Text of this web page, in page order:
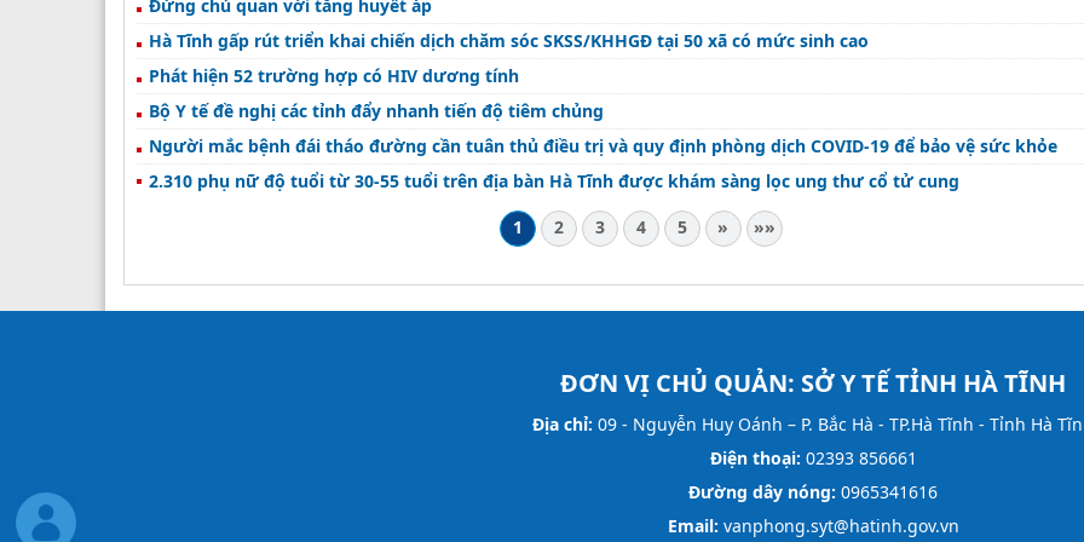
Ðừng chủ quan với tăng huyết áp
Hà Tĩnh gấp rút triển khai chiến dịch chăm sóc SKSS/KHHGĐ tại 50 xã có mức sinh cao
Phát hiện 52 trường hợp có HIV dương tính
Bộ Y tế đề nghị các tỉnh đẩy nhanh tiến độ tiêm chủng
Người mắc bệnh đái tháo đường cần tuân thủ điều trị và quy định phòng dịch COVID-19 để bảo vệ sức khỏe
2.310 phụ nữ độ tuổi từ 30-55 tuổi trên địa bàn Hà Tĩnh được khám sàng lọc ung thư cổ tử cung
1
2 3 4 5 » »»
ĐƠN VỊ CHỦ QUẢN: SỞ Y TẾ TỈNH HÀ TĨNH
Địa chỉ: 09 - Nguyễn Huy Oánh – P. Bắc Hà - TP.Hà Tĩnh - Tỉnh Hà
Điện thoại: 02393 856661
Đường dây nóng: 0965341616
Email: vanphong.syt@hatinh.gov.vn